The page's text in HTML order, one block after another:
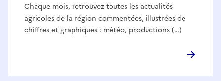
Chaque mois, retrouvez toutes les actualités
agricoles de la région commentées, illustrées de
chiffres et graphiques : météo, productions (…)